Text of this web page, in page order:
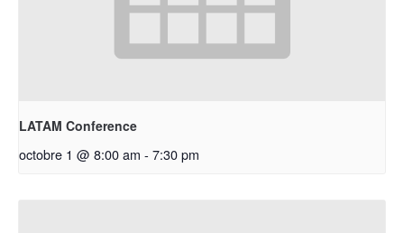
LATAM Conference
octobre 1 @ 8:00 am - 7:30 pm